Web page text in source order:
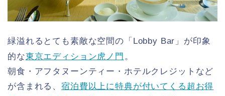
緑溢れるとても素敵な空間の「Lobby Bar」が印象
的な東京エディション虎ノ門 。
朝食・アフタヌーンティー・ホテルクレジットなど
が含まれる、宿泊費以上に特典が付いてくる超お得